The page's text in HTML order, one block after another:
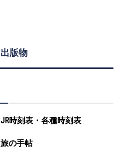
出版物
JR時刻表・各種時刻表
旅の手帖